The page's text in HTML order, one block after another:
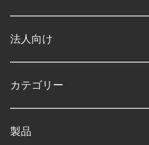
法人向け
カテゴリー
製品